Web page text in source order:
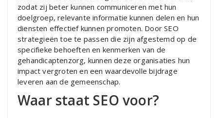
zodat zij beter kunnen communiceren met hun
doelgroep, relevante informatie kunnen delen en hun
diensten effectief kunnen promoten. Door SEO
strategieën toe te passen die zijn afgestemd op de
specifieke behoeften en kenmerken van de
gehandicaptenzorg, kunnen deze organisaties hun
impact vergroten en een waardevolle bijdrage
leveren aan de gemeenschap.
Waar staat SEO voor?